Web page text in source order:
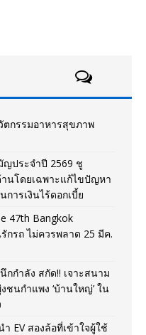
ตกรรมอาหารสุขภาพ
ประจำปี 2569 ชู
นโดยเฉพาะแก้ไขปัญหา
ารเงินไร้ดอกเบี้ย
47th Bangkok
รถ ไม่ควรพลาด 25 มีค.
กำลัง สกัด!! เจาะสนาม
ชนกำแพง ‘บ้านใหญ่’ ใน
EV สองล้อที่เข้าใจผู้ใช้